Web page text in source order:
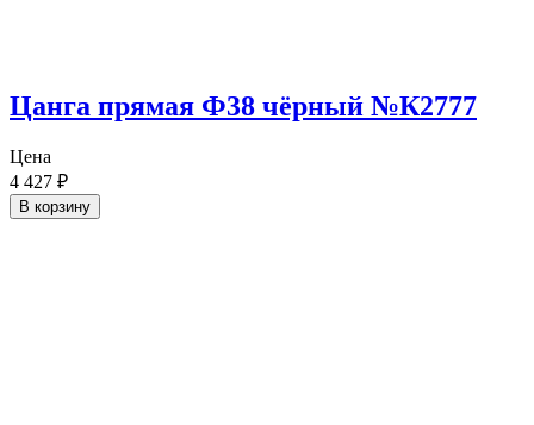
Цанга прямая Ф38 чёрный №К2777
Цена
4 427 ₽
В корзину